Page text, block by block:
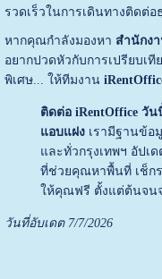
รวดเร็วในการเดินทางติดต่อ
หากคุณกำลังมองหา สำนักง
อยากปวดหัวกับการเปรียบเ
พิเศษ... ให้ทีมงาน
ติดต่อ iRentOffice วั
แอบแฝงเรามีฐานข้อ
และทั่วกรุงเทพฯ อัป
ที่ช่วยคุณหาพื้นที่ เช็ก
ให้คุณฟรี ตั้งแต่ต้นจน
วันที่อับเดต 7/7/2026